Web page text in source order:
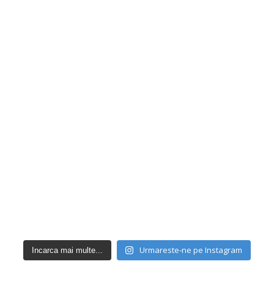
Incarca mai multe... Urmareste-ne pe Instagram